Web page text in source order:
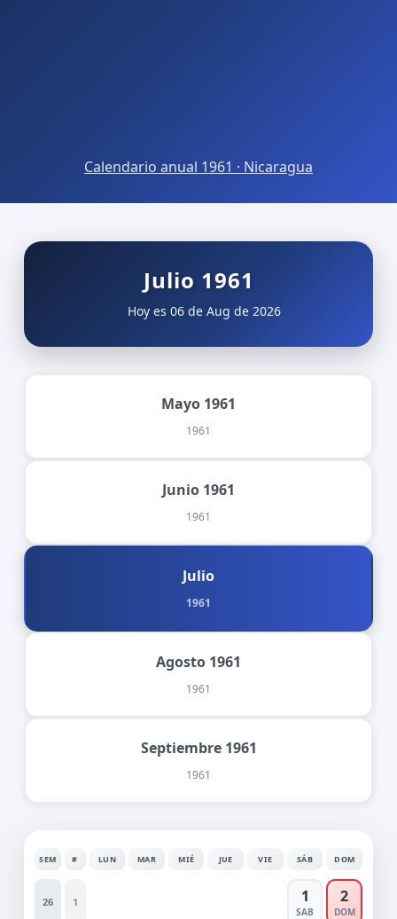
Calendario anual 1961 · Nicaragua
Julio 1961
Hoy es 06 de Aug de 2026
Mayo 1961
1961
Junio 1961
1961
Julio
1961
Agosto 1961
1961
Septiembre 1961
1961
SEM # LUN MAR MIÉ JUE VIE SÁB DOM
26 1 1
SAB
2
DOM